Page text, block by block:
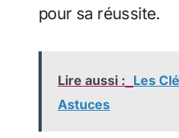
pour sa réussite.
Lire aussi : Les
Astuces